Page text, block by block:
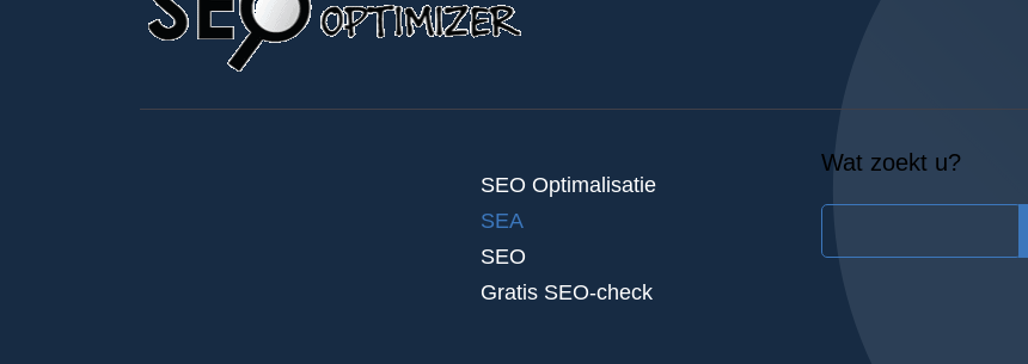
SEO Optimalisatie
SEA
SEO
Gratis SEO-check
Wat zoekt u?